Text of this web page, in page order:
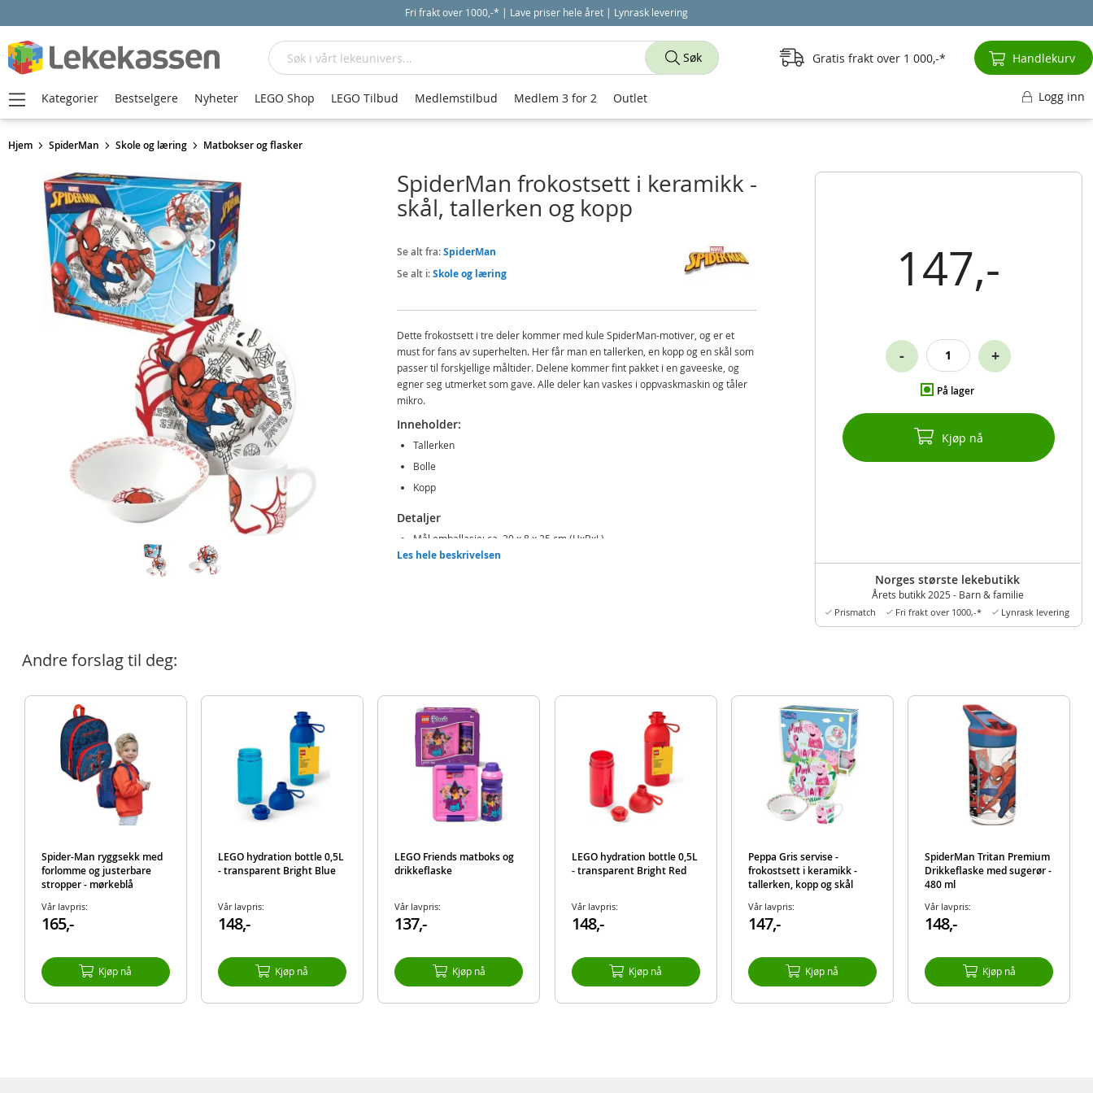
Fri frakt over 1000,-* | Lave priser hele året | Lynrask levering
Hjem SpiderMan Skole og læring Matbokser og flasker
147,-
På lager
- +
Kjøp nå
Norges største lekebutikk
Årets butikk 2025 - Barn & familie
Prismatch Fri frakt over 1000,-* Lynrask levering
SpiderMan frokostsett i keramikk -
skål, tallerken og kopp
Se alt fra:SpiderMan
Se alt i:Skole og læring
Dette frokostsett i tre deler kommer med kule SpiderMan-motiver, og er et
must for fans av superhelten. Her får man en tallerken, en kopp og en skål som
passer til forskjellige måltider. Delene kommer fint pakket i en gaveeske, og
egner seg utmerket som gave. Alle deler kan vaskes i oppvaskmaskin og tåler
mikro.
Inneholder:
Tallerken
Bolle
Kopp
Detaljer
Mål emballasje: ca. 20 x 8 x 25 cm (HxBxL)
Materiale: keramikk
Les hele beskrivelsen
Andre forslag til deg:
Spider-Man ryggsekk med
forlomme og justerbare
stropper - mørkeblå
Vår lavpris:
165,-
Kjøp nå
LEGO hydration bottle 0,5L
- transparent Bright Blue
Vår lavpris:
148,-
Kjøp nå
LEGO Friends matboks og
drikkeflaske
Vår lavpris:
137,-
Kjøp nå
LEGO hydration bottle 0,5L
- transparent Bright Red
Vår lavpris:
148,-
Kjøp nå
Peppa Gris servise -
frokostsett i keramikk -
tallerken, kopp og skål
Vår lavpris:
147,-
Kjøp nå
SpiderMan Tritan Premium
Drikkeflaske med sugerør -
480 ml
Vår lavpris:
148,-
Kjøp nå
Søk
Søk Gratis frakt over 1 000,- Handlekurv
Kategorier Bestselgere Nyheter LEGO Shop LEGO Tilbud Medlemstilbud Medlem 3 for 2 Outlet Logg inn